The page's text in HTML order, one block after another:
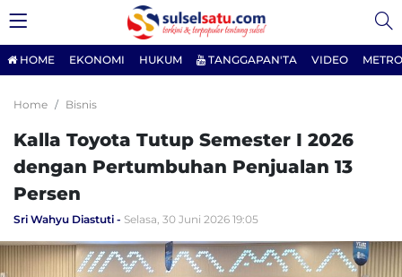
HOME EKONOMI HUKUM TANGGAPAN'TA VIDEO
Home Bisnis
Kalla Toyota Tutup Semester I 2026
dengan Pertumbuhan Penjualan 13
Persen
Sri Wahyu Diastuti Selasa, 30 Juni 2026 19:05